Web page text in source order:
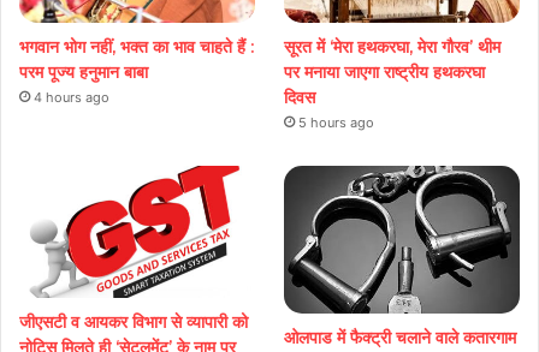
भगवान भोग नहीं, भक्त का भाव चाहते हैं :
परम पूज्य हनुमान बाबा
4 hours ago
सूरत में ‘मेरा हथकरघा, मेरा गौरव’ थीम
पर मनाया जाएगा राष्ट्रीय हथकरघा
दिवस
5 hours ago
जीएसटी व आयकर विभाग से व्यापारी को
नोटिस मिलते ही ‘सेटलमेंट’ के नाम पर
ओलपाड में फैक्ट्री चलाने वाले कतारगाम